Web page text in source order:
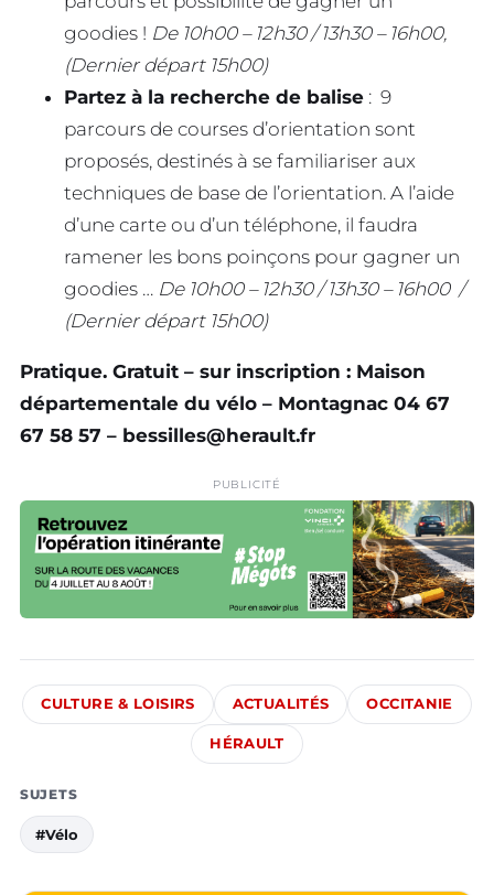
goodies ! De 10h00 – 12h30 / 13h30 – 16h00,
(Dernier départ 15h00)
Partez à la recherche de balise : 9
parcours de courses d’orientation sont
proposés, destinés à se familiariser aux
techniques de base de l’orientation. A l’aide
d’une carte ou d’un téléphone, il faudra
ramener les bons poinçons pour gagner un
goodies … De 10h00 – 12h30 / 13h30 – 16h00 /
(Dernier départ 15h00)
Pratique. Gratuit – sur inscription : Maison
départementale du vélo – Montagnac 04 67
67 58 57 – bessilles@herault.fr
PUBLICITÉ
CULTURE & LOISIRS ACTUALITÉS OCCITANIE
HÉRAULT
SUJETS
#Vélo